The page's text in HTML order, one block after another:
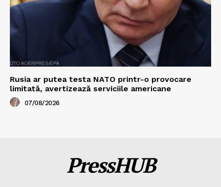
Rusia ar putea testa NATO printr-o provocare
limitată, avertizează serviciile americane
07/08/2026
PressHUB